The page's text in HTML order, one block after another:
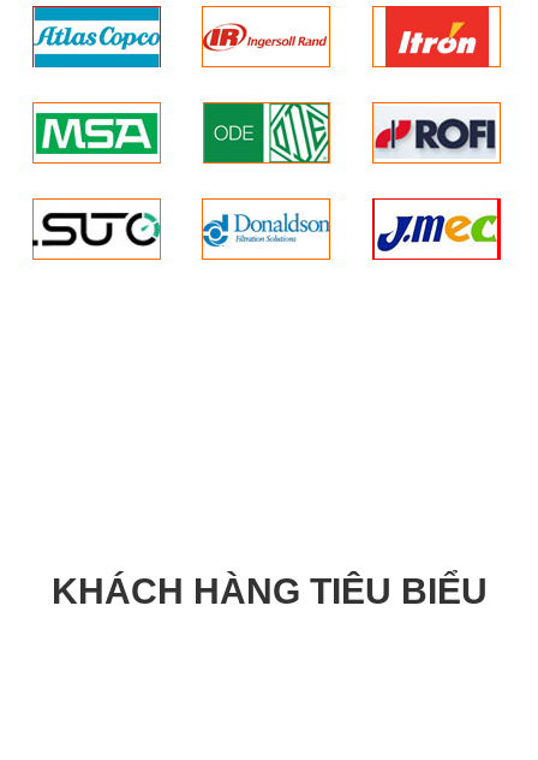
Phương pháp lấy mẫu:
Khuyếch tán
KHÁCH HÀNG TIÊU BIỂU